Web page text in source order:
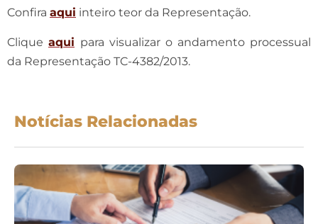
Confira aqui inteiro teor da Representação.
Clique aqui para visualizar o andamento processual
da Representação TC-4382/2013.
Notícias Relacionadas